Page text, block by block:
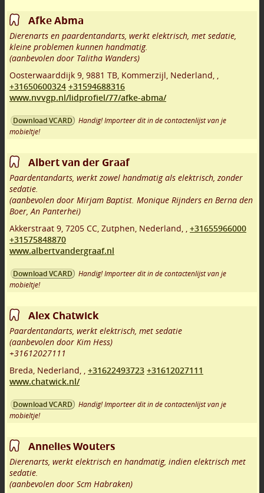
Afke Abma
Dierenarts en paardentandarts, werkt elektrisch, met sedatie,
kleine problemen kunnen handmatig.
(aanbevolen door Talitha Wanders)
Oosterwaarddijk 9 9881 TB Kommerzijl Nederland,
+31650600324 +31594688316
www.nvvgp.nl/lidprofiel/77/afke-abma/
Download VCARD
Handig! Importeer dit in de contactenlijst van je
mobieltje!
Albert van der Graaf
Paardentandarts, werkt zowel handmatig als elektrisch, zonder
sedatie.
(aanbevolen door Mirjam Baptist. Monique Rijnders en Berna den
Boer, An Panterhei)
Akkerstraat 9 7205 CC Zutphen Nederland,
+31655966000
+31575848870
www.albertvandergraaf.nl
Download VCARD
Handig! Importeer dit in de contactenlijst van je
mobieltje!
Alex Chatwick
Paardentandarts, werkt elektrisch, met sedatie
(aanbevolen door Kim Hess)
+31612027111
Breda Nederland, +31622493723 +31612027111
www.chatwick.nl/
Download VCARD
Handig! Importeer dit in de contactenlijst van je
mobieltje!
Annelies Wouters
Dierenarts, werkt elektrisch en handmatig, indien elektrisch met
sedatie.
(aanbevolen door Scm Habraken)